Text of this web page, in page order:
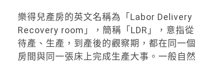
樂得兒產房的英文名稱為「Labor Delivery
Recovery room」，簡稱「LDR」，意指從
待產、生產，到產後的觀察期，都在同一個
房間與同一張床上完成生產大事。一般自然